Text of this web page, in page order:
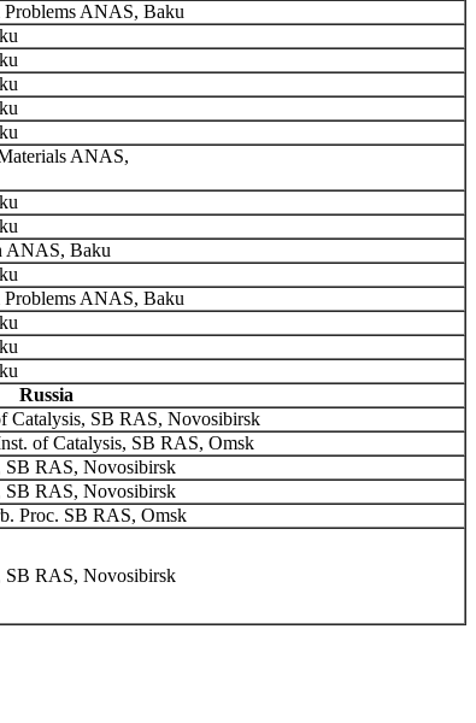
ANAS, Baku
ANAS,
ANAS, Baku
ANAS, Baku
Russia
Catalysis, SB RAS, Novosibirsk
of Catalysis, SB RAS, Omsk
SB RAS, Novosibirsk
SB RAS, Novosibirsk
Proc. SB RAS, Omsk
SB RAS, Novosibirsk